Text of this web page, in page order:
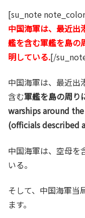
[su_note
中国海軍は、最近出
艦を含む軍艦を島の
明している.[/
中国海軍は、最近出
含む軍艦を島の周
warships around
(officials described
中国海軍は、空母を
いる。
そして、中国海軍当
ます。